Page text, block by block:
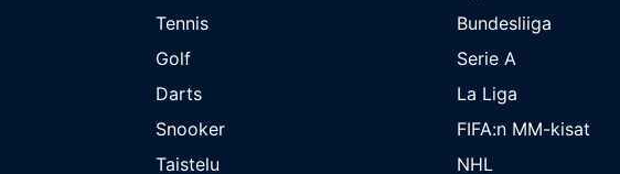
Tennis
Golf
Darts
Snooker
Taistelu
Bundesliiga
Serie A
La Liga
FIFA:n MM-kisat
NHL